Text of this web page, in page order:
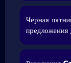
Черная
предложения